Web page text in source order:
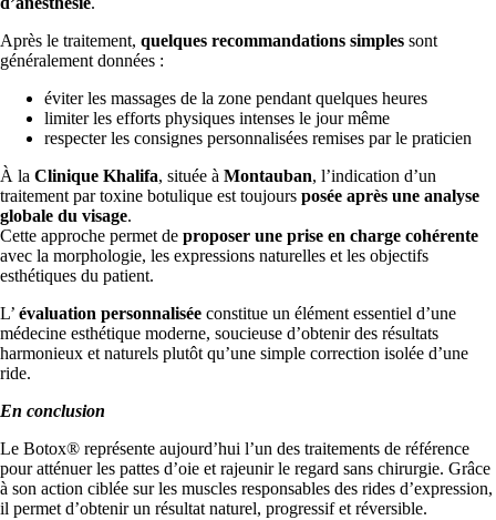
Après le traitement, quelques recommandations simples sont
généralement données :
éviter les massages de la zone pendant quelques heures
limiter les efforts physiques intenses le jour même
respecter les consignes personnalisées remises par le praticien
À la Clinique Khalifa, située à Montauban, l’indication d’un
traitement par toxine botulique est toujours posée après une analyse
globale du visage.
Cette approche permet de proposer une prise en charge cohérente
avec la morphologie, les expressions naturelles et les objectifs
esthétiques du patient.
L’ évaluation personnalisée constitue un élément essentiel d’une
médecine esthétique moderne, soucieuse d’obtenir des résultats
harmonieux et naturels plutôt qu’une simple correction isolée d’une
ride.
En conclusion
Le Botox® représente aujourd’hui l’un des traitements de référence
pour atténuer les pattes d’oie et rajeunir le regard sans chirurgie. Grâce
à son action ciblée sur les muscles responsables des rides d’expression,
il permet d’obtenir un résultat naturel, progressif et réversible.